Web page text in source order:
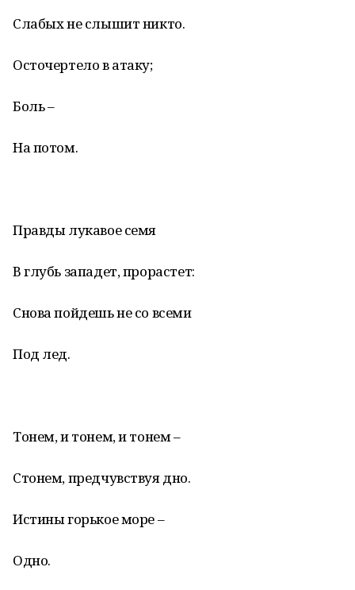
Слабых не слышит никто.
Осточертело в атаку;
Боль –
На потом.
Правды лукавое семя
В глубь западет, прорастет:
Снова пойдешь не со всеми
Под лед.
Тонем, и тонем, и тонем –
Стонем, предчувствуя дно.
Истины горькое море –
Одно.